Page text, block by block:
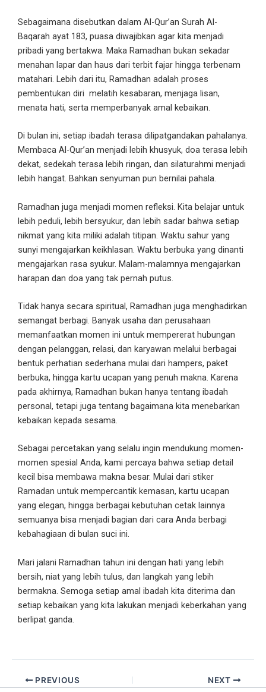
Sebagaimana disebutkan dalam Al-Qur’an Surah Al-
Baqarah ayat 183, puasa diwajibkan agar kita menjadi
pribadi yang bertakwa. Maka Ramadhan bukan sekadar
menahan lapar dan haus dari terbit fajar hingga terbenam
matahari. Lebih dari itu, Ramadhan adalah proses
pembentukan diri melatih kesabaran, menjaga lisan,
menata hati, serta memperbanyak amal kebaikan.
Di bulan ini, setiap ibadah terasa dilipatgandakan pahalanya.
Membaca Al-Qur’an menjadi lebih khusyuk, doa terasa lebih
dekat, sedekah terasa lebih ringan, dan silaturahmi menjadi
lebih hangat. Bahkan senyuman pun bernilai pahala.
Ramadhan juga menjadi momen refleksi. Kita belajar untuk
lebih peduli, lebih bersyukur, dan lebih sadar bahwa setiap
nikmat yang kita miliki adalah titipan. Waktu sahur yang
sunyi mengajarkan keikhlasan. Waktu berbuka yang dinanti
mengajarkan rasa syukur. Malam-malamnya mengajarkan
harapan dan doa yang tak pernah putus.
Tidak hanya secara spiritual, Ramadhan juga menghadirkan
semangat berbagi. Banyak usaha dan perusahaan
memanfaatkan momen ini untuk mempererat hubungan
dengan pelanggan, relasi, dan karyawan melalui berbagai
bentuk perhatian sederhana mulai dari hampers, paket
berbuka, hingga kartu ucapan yang penuh makna. Karena
pada akhirnya, Ramadhan bukan hanya tentang ibadah
personal, tetapi juga tentang bagaimana kita menebarkan
kebaikan kepada sesama.
Sebagai percetakan yang selalu ingin mendukung momen-
momen spesial Anda, kami percaya bahwa setiap detail
kecil bisa membawa makna besar. Mulai dari stiker
Ramadan untuk mempercantik kemasan, kartu ucapan
yang elegan, hingga berbagai kebutuhan cetak lainnya
semuanya bisa menjadi bagian dari cara Anda berbagi
kebahagiaan di bulan suci ini.
Mari jalani Ramadhan tahun ini dengan hati yang lebih
bersih, niat yang lebih tulus, dan langkah yang lebih
bermakna. Semoga setiap amal ibadah kita diterima dan
setiap kebaikan yang kita lakukan menjadi keberkahan yang
berlipat ganda.
PREVIOUS NEXT